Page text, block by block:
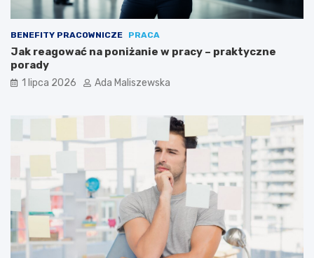
BENEFITY PRACOWNICZE PRACA
Jak reagować na poniżanie w pracy – praktyczne
porady
1 lipca 2026 Ada Maliszewska